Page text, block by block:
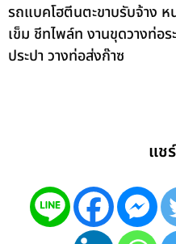
รถแบคโฮตีนตะขาบรับจ้าง ห
เข็ม ชีทไพล์ท งานขุดวางท่อ
ประปา วางท่อส่งก๊าซ
แช